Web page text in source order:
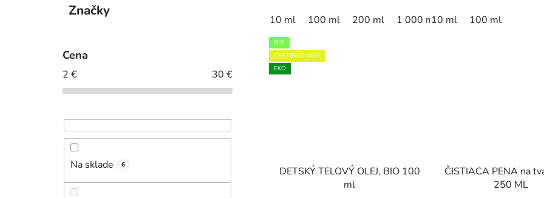
Značky
Cena
2 € 30 €
Na sklade 6
10 ml 100 ml 200 ml 1 000 ml10 ml 100 ml
BIO
CERTIFIKOVANÝ
EKO
DETSKÝ TELOVÝ OLEJ, BIO 100
ml
ČISTIACA PENA na
250 ML